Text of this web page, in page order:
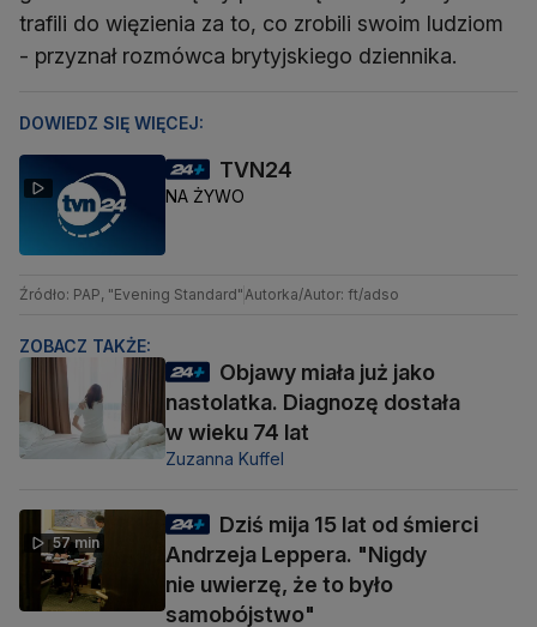
trafili do więzienia za to, co zrobili swoim ludziom
- przyznał rozmówca brytyjskiego dziennika.
DOWIEDZ SIĘ WIĘCEJ:
TVN24
NA ŻYWO
Źródło: PAP, "Evening Standard"Autorka/Autor: ft/adso
ZOBACZ TAKŻE:
Objawy miała już jako
nastolatka. Diagnozę dostała
w wieku 74 lat
Zuzanna Kuffel
57 min
Dziś mija 15 lat od śmierci
Andrzeja Leppera. "Nigdy
nie uwierzę, że to było
samobójstwo"